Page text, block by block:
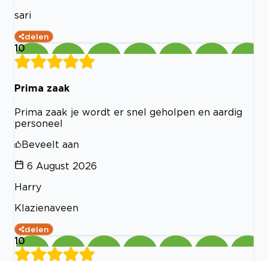
sari
delen
10
Prima zaak
Prima zaak je wordt er snel geholpen en aardig
personeel
Beveelt aan
6 August 2026
Harry
Klazienaveen
delen
10